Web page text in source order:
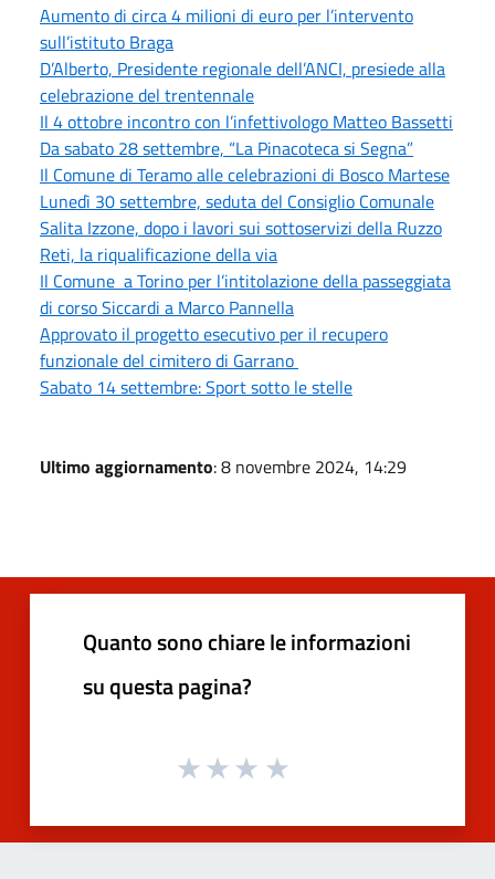
Aumento di circa 4 milioni di euro per l’intervento
sull’istituto Braga
D’Alberto, Presidente regionale dell’ANCI, presiede alla
celebrazione del trentennale
Il 4 ottobre incontro con l’infettivologo Matteo Bassetti
Da sabato 28 settembre, “La Pinacoteca si Segna”
Il Comune di Teramo alle celebrazioni di Bosco Martese
Lunedì 30 settembre, seduta del Consiglio Comunale
Salita Izzone, dopo i lavori sui sottoservizi della Ruzzo
Reti, la riqualificazione della via
Il Comune a Torino per l’intitolazione della passeggiata
di corso Siccardi a Marco Pannella
Approvato il progetto esecutivo per il recupero
funzionale del cimitero di Garrano
Sabato 14 settembre: Sport sotto le stelle
Ultimo aggiornamento: 8 novembre 2024, 14:29
Quanto sono chiare le informazioni
su questa pagina?